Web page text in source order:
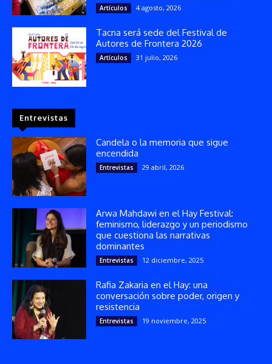
Artículos 4 agosto, 2026
Tacna será sede del Festival de
Autores de Frontera 2026
Artículos 31 julio, 2026
Entrevistas
Candela o la memoria que sigue
encendida
Entrevistas 29 abril, 2026
Arwa Mahdawi en el Hay Festival:
feminismo, liderazgo y un periodismo
que cuestiona las narrativas
dominantes
Entrevistas 12 diciembre, 2025
Rafia Zakaria en el Hay: una
conversación sobre poder, origen y
resistencia
Entrevistas 19 noviembre, 2025